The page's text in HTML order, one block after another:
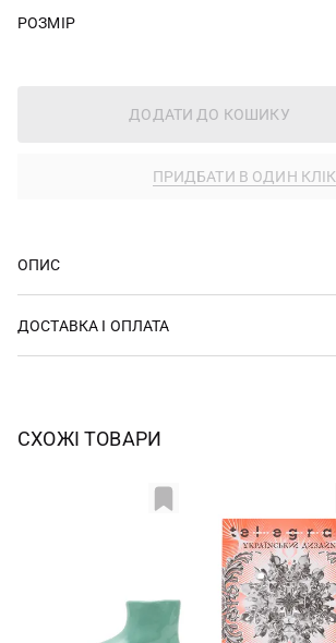
РОЗМІР
ДОДАТИ ДО КОШИКУ
ПРИДБАТИ В ОДИН КЛІК
ОПИС
ДОСТАВКА І ОПЛАТА
СХОЖІ ТОВАРИ